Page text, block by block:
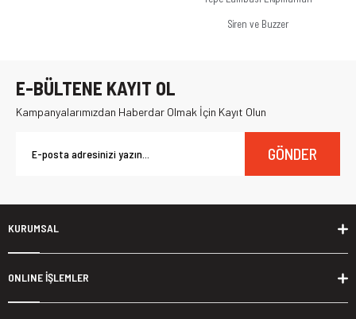
Siren ve Buzzer
E-BÜLTENE KAYIT OL
Kampanyalarımızdan Haberdar Olmak İçin Kayıt Olun
GÖNDER
KURUMSAL
ONLINE İŞLEMLER